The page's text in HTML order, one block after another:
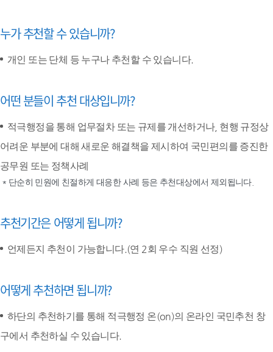
누가 추천할 수 있습니까?
개인 또는 단체 등 누구나 추천할 수 있습니다.
어떤 분들이 추천 대상입니까?
적극행정을 통해 업무절차 또는 규제를 개선하거나, 현행 규정상
어려운 부분에 대해 새로운 해결책을 제시하여 국민편의를 증진한
공무원 또는 정책사례
* 단순히 민원에 친절하게 대응한 사례 등은 추천대상에서 제외됩니다.
추천기간은 어떻게 됩니까?
언제든지 추천이 가능합니다.(연 2회 우수 직원 선정)
어떻게 추천하면 됩니까?
하단의 추천하기를 통해 적극행정 온(on)의 온라인 국민추천 창
구에서 추천하실 수 있습니다.